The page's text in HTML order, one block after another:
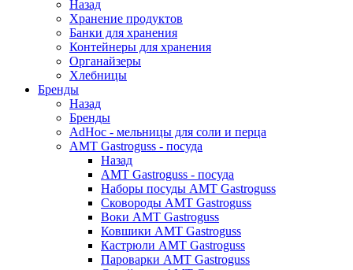
Назад
Хранение продуктов
Банки для хранения
Контейнеры для хранения
Органайзеры
Хлебницы
Бренды
Назад
Бренды
AdHoc - мельницы для соли и перца
AMT Gastroguss - посуда
Назад
AMT Gastroguss - посуда
Наборы посуды AMT Gastroguss
Сковороды AMT Gastroguss
Воки AMT Gastroguss
Ковшики AMT Gastroguss
Кастрюли AMT Gastroguss
Пароварки AMT Gastroguss